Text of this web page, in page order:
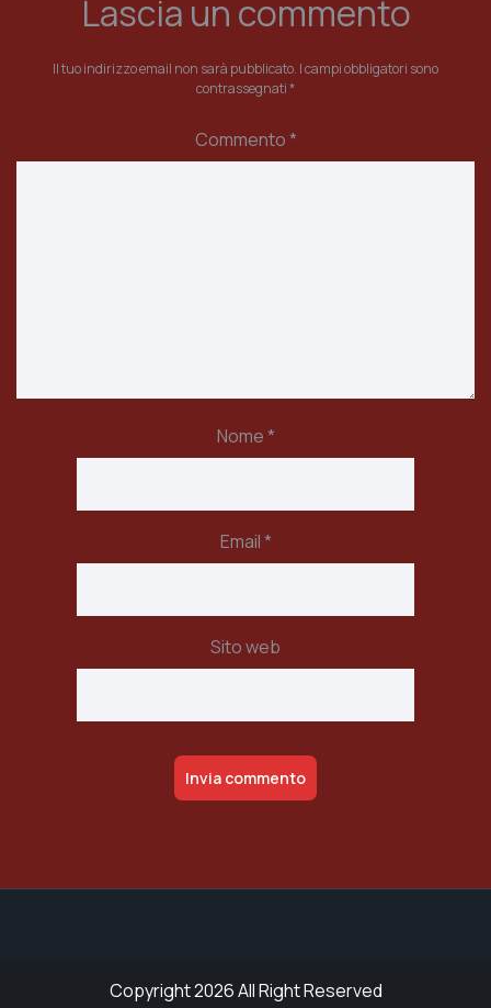
Lascia un commento
Il tuo indirizzo email non sarà pubblicato. I campi obbligatori sono
contrassegnati*
Commento*
Nome*
Email*
Sito web
Copyright 2026 All Right Reserved